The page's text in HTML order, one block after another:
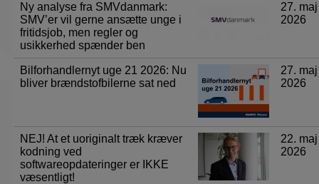
Ny analyse fra SMVdanmark:
SMV’er vil gerne ansætte unge i
fritidsjob, men regler og
usikkerhed spænder ben
27. maj
2026
Bilforhandlernyt uge 21 2026: Nu
bliver brændstofbilerne sat ned
27. maj
2026
NEJ! At et uoriginalt træk kræver
kodning ved
softwareopdateringer er IKKE
væsentligt!
22. maj
2026